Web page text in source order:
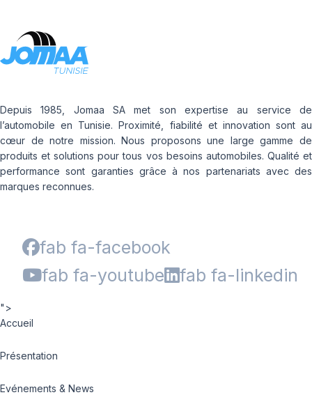
Depuis 1985, Jomaa SA met son expertise au service de
l’automobile en Tunisie. Proximité, fiabilité et innovation sont au
cœur de notre mission. Nous proposons une large gamme de
produits et solutions pour tous vos besoins automobiles. Qualité et
performance sont garanties grâce à nos partenariats avec des
marques reconnues.
fab fa-facebook
fab fa-youtube
fab fa-linkedin
">
Accueil
Présentation
Evénements & News